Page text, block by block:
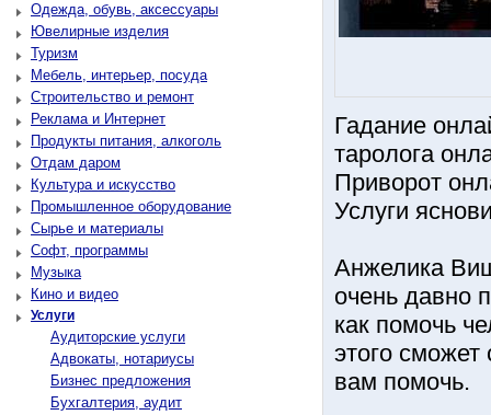
Одежда, обувь, аксессуары
Ювелирные изделия
Туризм
Мебель, интерьер, посуда
Строительство и ремонт
Реклама и Интернет
Продукты питания, алкоголь
Отдам даром
Культура и искусство
Промышленное оборудование
Сырье и материалы
Софт, программы
Музыка
Кино и видео
Услуги
Аудиторские услуги
Адвокаты, нотариусы
Бизнес предложения
Бухгалтерия, аудит
Гадание
таролога
Приворот
Услуги
Анжелика
очень давно
как помочь
этого
вам помочь.